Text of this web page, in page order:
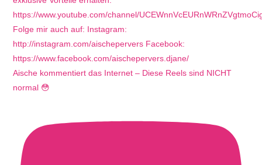
Aische kommentiert das Internet – Diese Reels sind NICHT
normal 😳